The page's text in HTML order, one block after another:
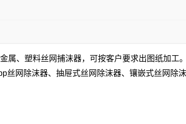
、塑料丝网捕沫器，可按客户要求出图纸加工。
丝网除沫器、抽屉式丝网除沫器、镶嵌式丝网除